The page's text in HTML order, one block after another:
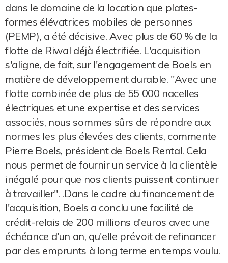
dans le domaine de la location que plates-
formes élévatrices mobiles de personnes
(PEMP), a été décisive. Avec plus de 60 % de la
flotte de Riwal déjà électrifiée. L'acquisition
s'aligne, de fait, sur l'engagement de Boels en
matière de développement durable. "Avec une
flotte combinée de plus de 55 000 nacelles
électriques et une expertise et des services
associés, nous sommes sûrs de répondre aux
normes les plus élevées des clients, commente
Pierre Boels, président de Boels Rental. Cela
nous permet de fournir un service à la clientèle
inégalé pour que nos clients puissent continuer
à travailler". .Dans le cadre du financement de
l'acquisition, Boels a conclu une facilité de
crédit-relais de 200 millions d'euros avec une
échéance d'un an, qu'elle prévoit de refinancer
par des emprunts à long terme en temps voulu.